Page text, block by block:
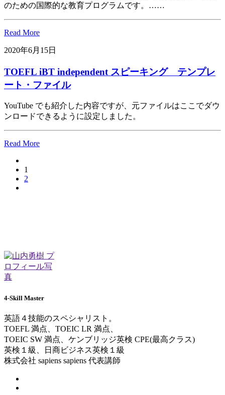
のための国際的な教育プログラムです。……
Read More
2020年6月15日
TOEFL iBT independent スピーキング テンプレ
ート・ファイル
YouTube でも紹介した内容ですが、元ファイルはここでダウ
ンロードできるように設定しました。
Read More
1
2
4-Skill Master
英語４技能のスペシャリスト。
TOEFL 満点、TOEIC LR 満点、
TOEIC SW 満点、ケンブリッジ英検 CPE(最高クラス)
英検１級、日商ビジネス英検１級
株式会社 sapiens sapiens 代表講師